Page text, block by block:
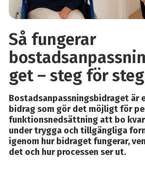
Så fungerar
get – steg för steg
Bostadsanpassningsbidraget är
bidrag som gör det möjligt för
funktionsnedsättning att bo
under trygga och tillgängliga
igenom hur bidraget fungerar,
det och hur processen ser ut.